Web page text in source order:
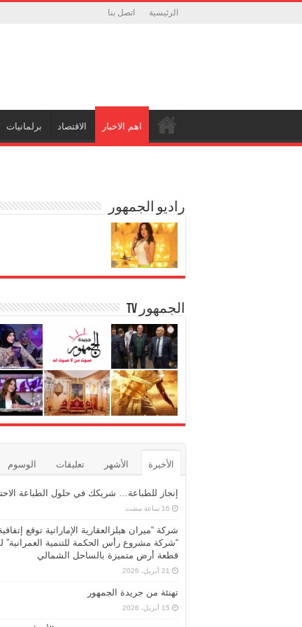
الرئيسية اتصل بنا
اهم الاخبار الاقتصاد برلمانيات
راديو الجمهور
الجمهور TV
الأخيرة الأشهر تعليقات الوسوم
إنجاز للطباعة… شريكك في حلول الطباعة
شركة “ميران هيلزالعقارية الإماراتية توقع
“شركة مشروع رأس الحكمة للتنمية العمرانية”
قطعة أرض متميزة بالساحل الشمالي
21 أبريل، 2026
تهنئة من جريدة الجمهور
15 أبريل، 2026